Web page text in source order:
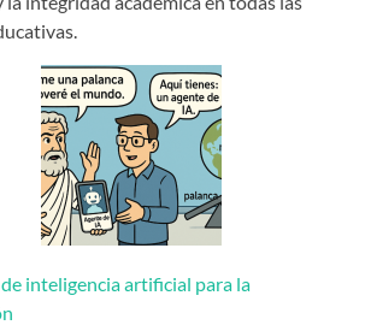
inteligencia artificial para la